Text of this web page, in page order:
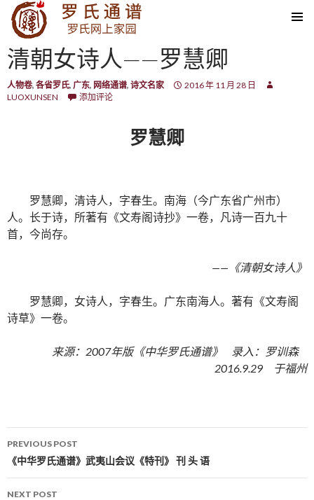
SKIP TO CONTENT
清朝女诗人——罗慧卿
人物卷, 各省罗氏, 广东, 网络通谱, 诗文名家
2016 年 11 月 28 日
LUOXUNSEN
添加评论
罗慧卿
罗慧卿，清诗人，字春生。南海（今广东省广州市）
人。长于诗，所著有《文寿阁诗抄》一卷，凡诗一百九十
首，今尚存。
——《清朝女诗人》
罗慧卿，女诗人，字春生。广东南海人。著有《文寿阁
诗草》一卷。
来源：2007年版《中华罗氏通谱》 录入：罗训森
2016.9.29 于福州
Post navigation
PREVIOUS POST
《中华罗氏通谱》武夷山会议《特刊》 刊 头 语
NEXT POST